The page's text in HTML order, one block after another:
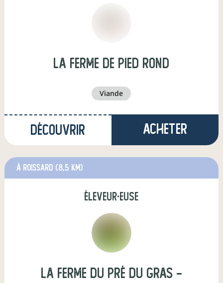
La ferme de Pied Rond
viande
Découvrir Acheter
à Roissard (8,5 km)
éleveur·euse
La ferme du Prè du Gras -